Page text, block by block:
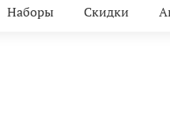
Наборы Скидки